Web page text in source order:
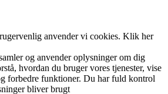
anvender vi cookies. Klik her
og anvender oplysninger om dig
hvordan du bruger vores tjenester, vise
forbedre funktioner. Du har fuld kontrol
bliver brugt